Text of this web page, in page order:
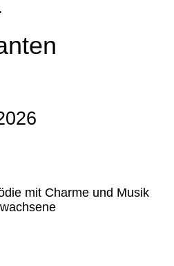
mit Charme und Musik